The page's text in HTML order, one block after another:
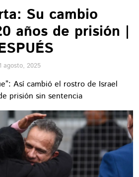
Su cambio
años de prisión |
1 agosto, 2025
Así cambió el rostro de Israel
prisión sin sentencia